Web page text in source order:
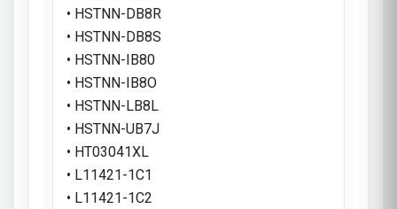
• HSTNN-DB8R
• HSTNN-DB8S
• HSTNN-IB80
• HSTNN-IB8O
• HSTNN-LB8L
• HSTNN-UB7J
• HT03041XL
• L11421-1C1
• L11421-1C2